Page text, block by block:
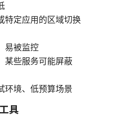
特定应用的区域切换
易被监控
某些服务可能屏蔽
环境、低预算场景
具